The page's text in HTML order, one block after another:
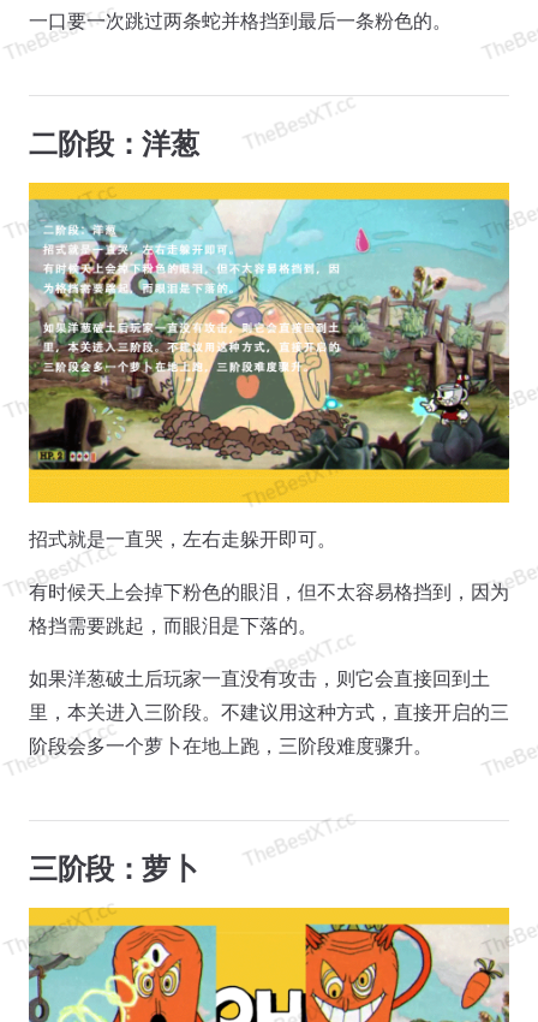
一口要一次跳过两条蛇并格挡到最后一条粉色的。
二阶段：洋葱
招式就是一直哭，左右走躲开即可。
有时候天上会掉下粉色的眼泪，但不太容易格挡到，因为
格挡需要跳起，而眼泪是下落的。
如果洋葱破土后玩家一直没有攻击，则它会直接回到土
里，本关进入三阶段。不建议用这种方式，直接开启的三
阶段会多一个萝卜在地上跑，三阶段难度骤升。
三阶段：萝卜